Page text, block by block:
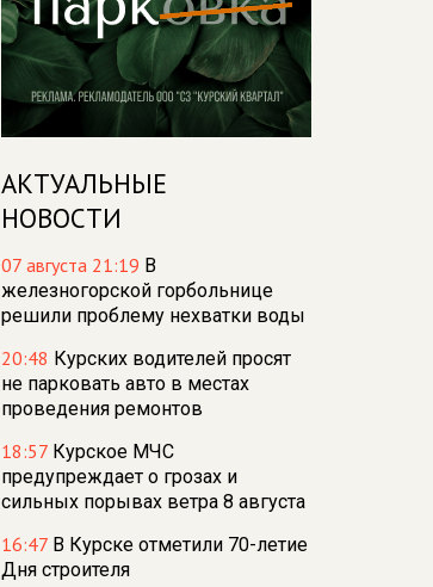
АКТУАЛЬНЫЕ
НОВОСТИ
07 августа 21:19 В
железногорской горбольнице
решили проблему нехватки воды
20:48 Курских водителей просят
не парковать авто в местах
проведения ремонтов
18:57 Курское МЧС
предупреждает о грозах и
сильных порывах ветра 8 августа
16:47 В Курске отметили 70-летие
Дня строителя